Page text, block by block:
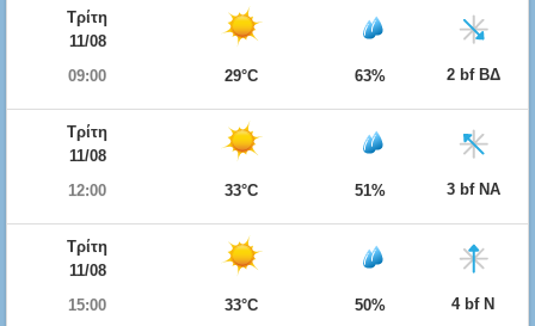
Τρίτη
11/08
09:00
29°C 63% 2 bf ΒΔ
Τρίτη
11/08
12:00
33°C 51% 3 bf ΝΑ
Τρίτη
11/08
15:00
33°C 50% 4 bf Ν